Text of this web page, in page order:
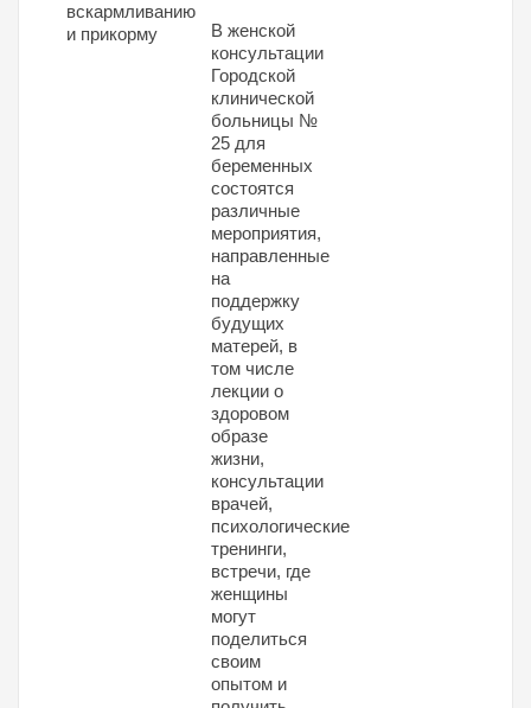
вскармливанию
и прикорму
В женской
консультации
Городской
клинической
больницы №
25 для
беременных
состоятся
различные
мероприятия,
направленные
на
поддержку
будущих
матерей, в
том числе
лекции о
здоровом
образе
жизни,
консультации
врачей,
психологические
тренинги,
встречи, где
женщины
могут
поделиться
своим
опытом и